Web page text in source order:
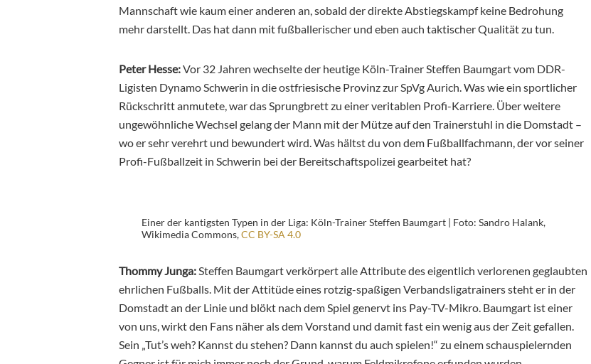
Mannschaft wie kaum einer anderen an, sobald der direkte Abstiegskampf keine Bedrohung
mehr darstellt. Das hat dann mit fußballerischer und eben auch taktischer Qualität zu tun.
Peter Hesse:Vor 32 Jahren wechselte der heutige Köln-Trainer Steffen Baumgart vom DDR-
Ligisten Dynamo Schwerin in die ostfriesische Provinz zur SpVg Aurich. Was wie ein sportlicher
Rückschritt anmutete, war das Sprungbrett zu einer veritablen Profi-Karriere. Über weitere
ungewöhnliche Wechsel gelang der Mann mit der Mütze auf den Trainerstuhl in die Domstadt –
wo er sehr verehrt und bewundert wird. Was hältst du von dem Fußballfachmann, der vor seiner
Profi-Fußballzeit in Schwerin bei der Bereitschaftspolizei gearbeitet hat?
Einer der kantigsten Typen in der Liga: Köln-Trainer Steffen Baumgart | Foto: Sandro Halank,
Wikimedia Commons,CC BY-SA 4.0
Thommy Junga:Steffen Baumgart verkörpert alle Attribute des eigentlich verlorenen geglaubten
ehrlichen Fußballs. Mit der Attitüde eines rotzig-spaßigen Verbandsligatrainers steht er in der
Domstadt an der Linie und blökt nach dem Spiel genervt ins Pay-TV-Mikro. Baumgart ist einer
von uns, wirkt den Fans näher als dem Vorstand und damit fast ein wenig aus der Zeit gefallen.
Sein „Tut’s weh? Kannst du stehen? Dann kannst du auch spielen!“ zu einem schauspielernden